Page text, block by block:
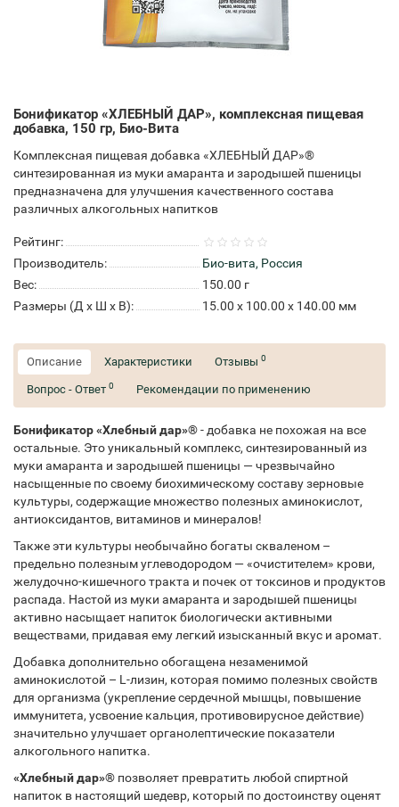
Бонификатор «ХЛЕБНЫЙ ДАР», комплексная пищевая
добавка, 150 гр, Био-Вита
Комплексная пищевая добавка «ХЛЕБНЫЙ ДАР»®
синтезированная из муки амаранта и зародышей пшеницы
предназначена для улучшения качественного состава
различных алкогольных напитков
Рейтинг:
Производитель:
Био-вита, Россия
Вес:
150.00 г
Размеры (Д x Ш x В):
15.00 x 100.00 x 140.00 мм
Описание Характеристики Отзывы 0
Вопрос - Ответ 0 Рекомендации по применению
Бонификатор «Хлебный дар»®- добавка не похожая на все
остальные. Это уникальный комплекс, синтезированный из
муки амаранта и зародышей пшеницы — чрезвычайно
насыщенные по своему биохимическому составу зерновые
культуры, содержащие множество полезных аминокислот,
антиоксидантов, витаминов и минералов!
Также эти культуры необычайно богаты скваленом –
предельно полезным углеводородом — «очистителем» крови,
желудочно-кишечного тракта и почек от токсинов и продуктов
распада. Настой из муки амаранта и зародышей пшеницы
активно насыщает напиток биологически активными
веществами, придавая ему легкий изысканный вкус и аромат.
Добавка дополнительно обогащена незаменимой
аминокислотой – L-лизин, которая помимо полезных свойств
для организма (укрепление сердечной мышцы, повышение
иммунитета, усвоение кальция, противовирусное действие)
значительно улучшает органолептические показатели
алкогольного напитка.
«Хлебный дар»® позволяет превратить любой спиртной
напиток в настоящий шедевр, который по достоинству оценят